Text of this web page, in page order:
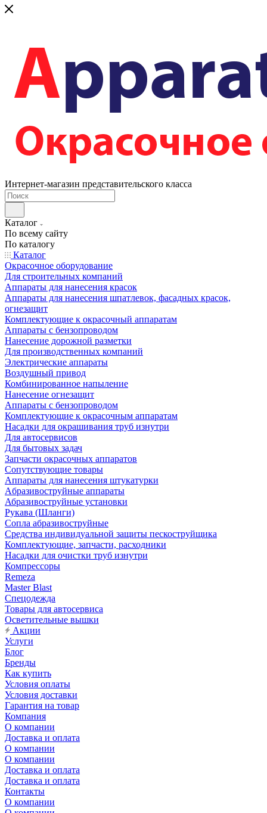
Интернет-магазин представительского класса
Каталог
По всему сайту
По каталогу
Каталог
Окрасочное оборудование
Для строительных компаний
Аппараты для нанесения красок
Аппараты для нанесения шпатлевок, фасадных красок,
огнезащит
Комплектующие к окрасочный аппаратам
Аппараты с бензопроводом
Нанесение дорожной разметки
Для производственных компаний
Электрические аппараты
Воздушный привод
Комбинированное напыление
Нанесение огнезащит
Аппараты с бензопроводом
Комплектующие к окрасочным аппаратам
Насадки для окрашивания труб изнутри
Для автосервисов
Для бытовых задач
Запчасти окрасочных аппаратов
Сопутствующие товары
Аппараты для нанесения штукатурки
Aбразивоструйные аппараты
Абразивоструйные установки
Рукава (Шланги)
Сопла абразивоструйные
Средства индивидуальной защиты пескоструйщика
Комплектующие, запчасти, расходники
Насадки для очистки труб изнутри
Компрессоры
Remeza
Master Blast
Спецодежда
Товары для автосервиса
Осветительные вышки
Акции
Услуги
Блог
Бренды
Как купить
Условия оплаты
Условия доставки
Гарантия на товар
Компания
О компании
Доставка и оплата
О компании
О компании
Доставка и оплата
Доставка и оплата
Контакты
О компании